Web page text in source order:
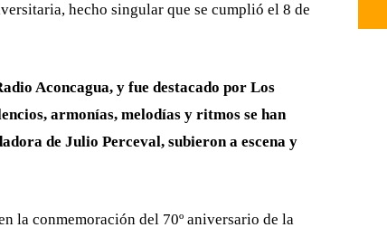
hecho singular que se cumplió el 8 de
Aconcagua, y fue destacado por Los
armonías, melodías y ritmos se han
de Julio Perceval, subieron a escena y
la conmemoración del 70º aniversario de la